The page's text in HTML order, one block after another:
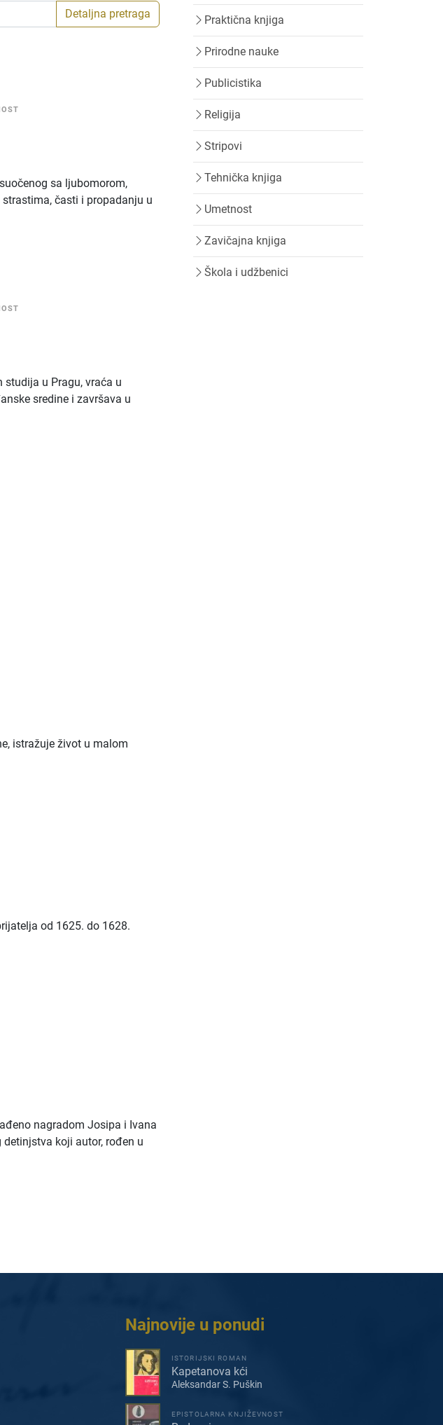
Detaljna pretraga
sa ljubomorom,
časti i propadanju u
u Pragu, vraća u
sredine i završava u
istražuje život u malom
od 1625. do 1628.
nagradom Josipa i Ivana
koji autor, rođen u
Praktična knjiga
Prirodne nauke
Publicistika
Religija
Stripovi
Tehnička knjiga
Umetnost
Zavičajna knjiga
Škola i udžbenici
Najnovije u ponudi
ISTORIJSKI ROMAN
Kapetanova kći
Aleksandar S. Puškin
EPISTOLARNA KNJIŽEVNOST